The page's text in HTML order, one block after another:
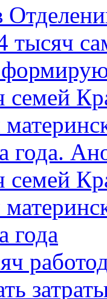
тысяч
семей
года.
семей
года